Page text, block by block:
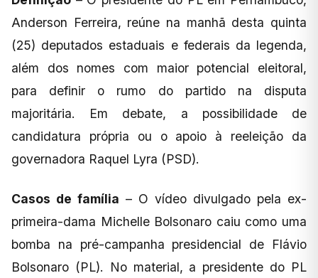
Anderson Ferreira, reúne na manhã desta quinta
(25) deputados estaduais e federais da legenda,
além dos nomes com maior potencial eleitoral,
para definir o rumo do partido na disputa
majoritária. Em debate, a possibilidade de
candidatura própria ou o apoio à reeleição da
governadora Raquel Lyra (PSD).
Casos de família – O vídeo divulgado pela ex-
primeira-dama Michelle Bolsonaro caiu como uma
bomba na pré-campanha presidencial de Flávio
Bolsonaro (PL). No material, a presidente do PL